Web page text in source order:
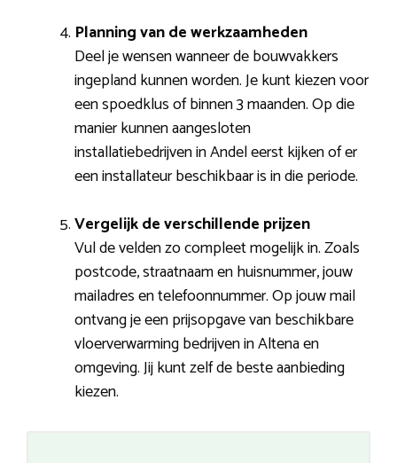
Planning van de werkzaamheden
Deel je wensen wanneer de bouwvakkers
ingepland kunnen worden. Je kunt kiezen voor
een spoedklus of binnen 3 maanden. Op die
manier kunnen aangesloten
installatiebedrijven in Andel eerst kijken of er
een installateur beschikbaar is in die periode.
Vergelijk de verschillende prijzen
Vul de velden zo compleet mogelijk in. Zoals
postcode, straatnaam en huisnummer, jouw
mailadres en telefoonnummer. Op jouw mail
ontvang je een prijsopgave van beschikbare
vloerverwarming bedrijven in Altena en
omgeving. Jij kunt zelf de beste aanbieding
kiezen.